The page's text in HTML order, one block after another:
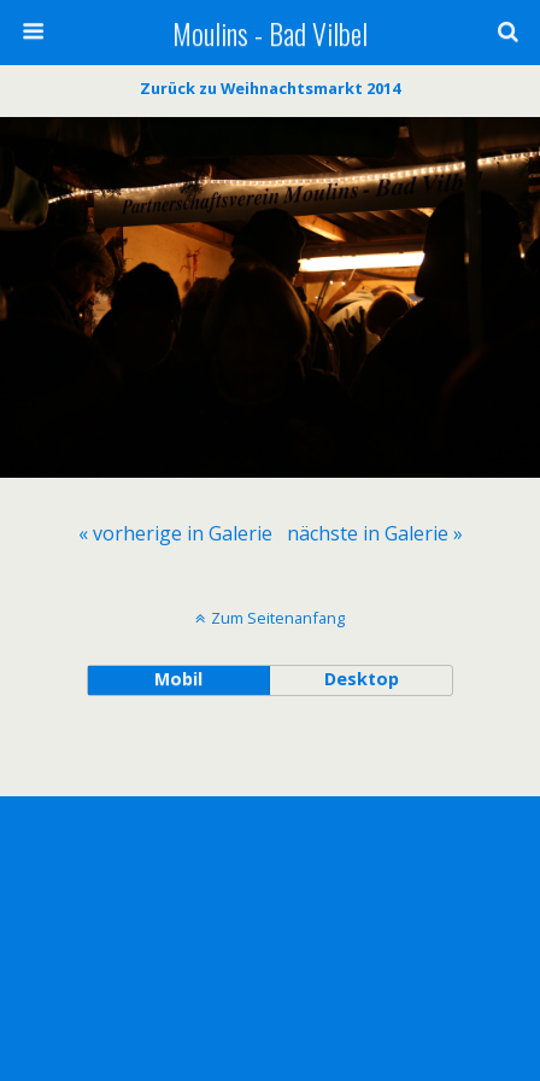
Moulins - Bad Vilbel
Zurück zu Weihnachtsmarkt 2014
« vorherige in Galerie nächste in Galerie »
Zum Seitenanfang
Mobil Desktop